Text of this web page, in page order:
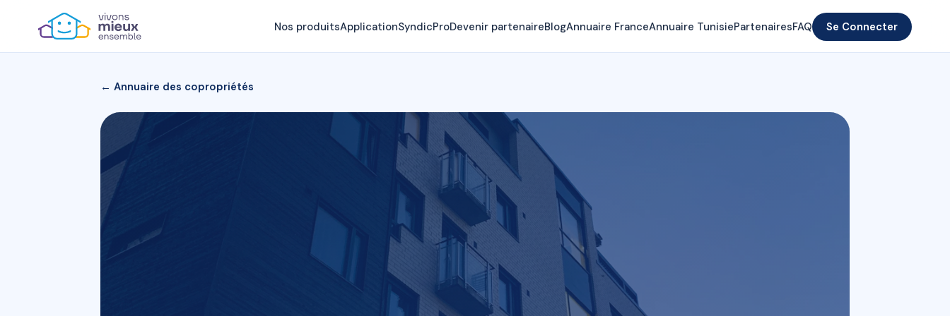
Nos produitsApplicationSyndicProDevenir partenaireBlogAnnuaire FranceAnnuaire TunisiePartenairesFAQ Se Connecter
← Annuaire des copropriétés